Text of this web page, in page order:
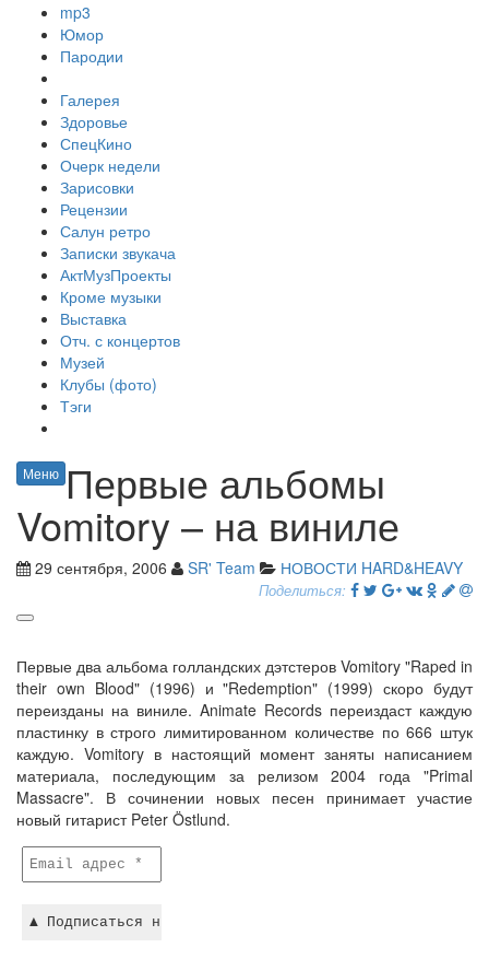
mp3
Юмор
Пародии
Галерея
Здоровье
СпецКино
Очерк недели
Зарисовки
Рецензии
Салун ретро
Записки звукача
АктМузПроекты
Кроме музыки
Выставка
Отч. с концертов
Музей
Клубы (фото)
Тэги
Меню Первые альбомы
Vomitory – на виниле
29 сентября, 2006 SR' Team НОВОСТИ HARD&HEAVY
Поделиться:
Первые два альбома голландских дэтстеров Vomitory "Raped in
their own Blood" (1996) и "Redemption" (1999) скоро будут
переизданы на виниле. Animate Records переиздаст каждую
пластинку в строго лимитированном количестве по 666 штук
каждую. Vomitory в настоящий момент заняты написанием
материала, последующим за релизом 2004 года "Primal
Massacre". В сочинении новых песен принимает участие
новый гитарист Peter Östlund.